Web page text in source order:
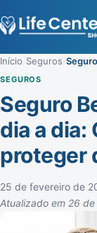
Início Seguros
SEGUROS
Seguro
dia a dia:
proteger
25 de fevereiro de
Atualizado em 26